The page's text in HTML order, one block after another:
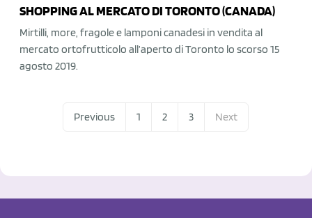
SHOPPING AL MERCATO DI TORONTO (CANADA)
Mirtilli, more, fragole e lamponi canadesi in vendita al
mercato ortofrutticolo all’aperto di Toronto lo scorso 15
agosto 2019.
Previous 1 2 3 Next